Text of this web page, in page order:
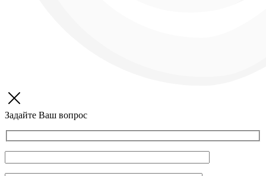
Задайте Ваш вопрос